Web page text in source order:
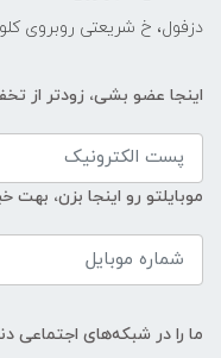
دزفول، خ شریعتی روبروی
اینجا عضو بشی، زودتر از
موبایلتو رو اینجا بزن،
ما را در شبکه‌های اجتماعی